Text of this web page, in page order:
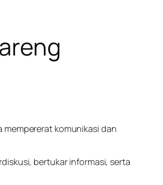
mempererat komunikasi dan
bertukar informasi, serta